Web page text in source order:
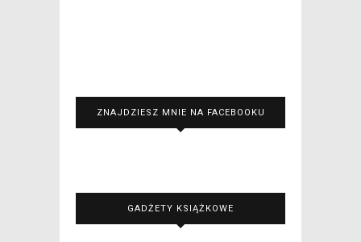
ZNAJDZIESZ MNIE NA FACEBOOKU
GADŻETY KSIĄŻKOWE